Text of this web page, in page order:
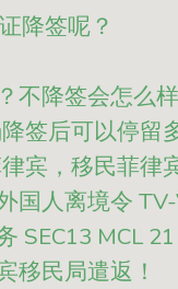
降签呢？
不降签会怎么
签后可以停留
宾，移民菲律
国人离境令
SEC13 MCL
移民局遣返！